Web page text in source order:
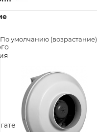
По умолчанию (возрастание)